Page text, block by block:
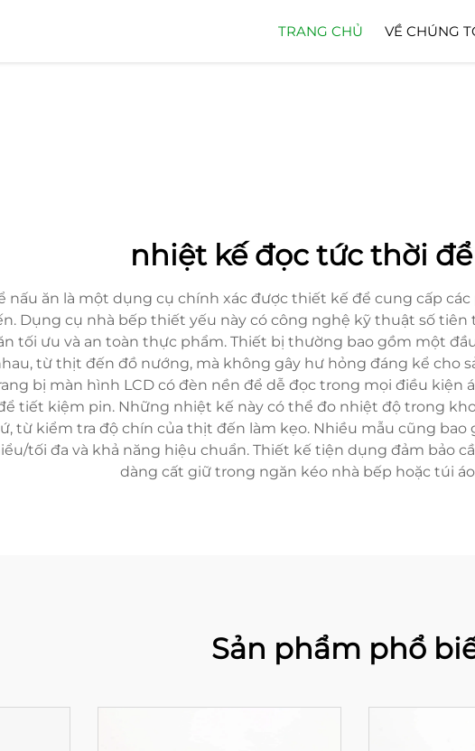
TRANG CHỦ VỀ CHÚNG
nhiệt kế đọc tức thời
nấu ăn là một dụng cụ chính xác được thiết kế để cung cấp
Dụng cụ nhà bếp thiết yếu này có công nghệ kỹ thuật số
tối ưu và an toàn thực phẩm. Thiết bị thường bao gồm một
từ thịt đến đồ nướng, mà không gây hư hỏng đáng kể cho
bị màn hình LCD có đèn nền để dễ đọc trong mọi điều kiện
tiết kiệm pin. Những nhiệt kế này có thể đo nhiệt độ trong
từ kiểm tra độ chín của thịt đến làm kẹo. Nhiều mẫu cũng
tối đa và khả năng hiệu chuẩn. Thiết kế tiện dụng đảm bảo
dàng cất giữ trong ngăn kéo nhà bếp hoặc túi
Sản phẩm phổ